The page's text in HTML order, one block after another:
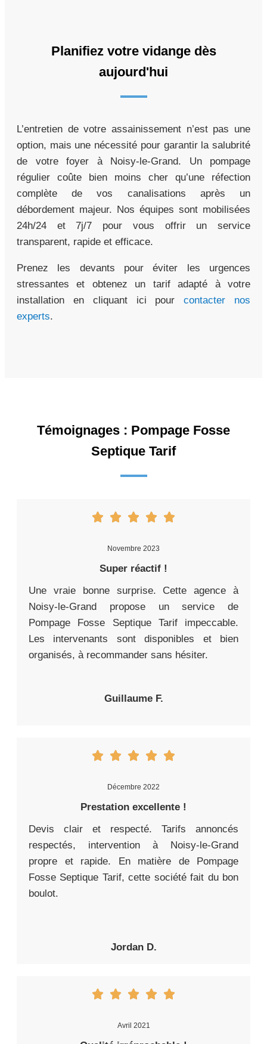
Planifiez votre vidange dès
aujourd'hui
L’entretien de votre assainissement n’est pas une
option, mais une nécessité pour garantir la salubrité
de votre foyer à Noisy-le-Grand. Un pompage
régulier coûte bien moins cher qu’une réfection
complète de vos canalisations après un
débordement majeur. Nos équipes sont mobilisées
24h/24 et 7j/7 pour vous offrir un service
transparent, rapide et efficace.
Prenez les devants pour éviter les urgences
stressantes et obtenez un tarif adapté à votre
installation en cliquant ici pourcontacter nos
experts.
Témoignages : Pompage Fosse
Septique Tarif
Novembre 2023
Super réactif !
Une vraie bonne surprise. Cette agence à
Noisy-le-Grand propose un service de
Pompage Fosse Septique Tarif impeccable.
Les intervenants sont disponibles et bien
organisés, à recommander sans hésiter.
Guillaume F.
Décembre 2022
Prestation excellente !
Devis clair et respecté. Tarifs annoncés
respectés, intervention à Noisy-le-Grand
propre et rapide. En matière de Pompage
Fosse Septique Tarif, cette société fait du bon
boulot.
Jordan D.
Avril 2021